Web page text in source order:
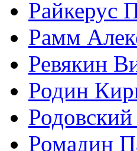
Райкерус
Рамм
Ревякин
Родин
Ромадин